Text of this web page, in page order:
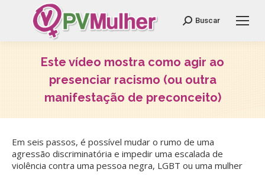
Search:
Buscar
Este vídeo mostra como agir ao
presenciar racismo (ou outra
manifestação de preconceito)
Em seis passos, é possível mudar o rumo de uma
agressão discriminatória e impedir uma escalada de
violência contra uma pessoa negra, LGBT ou uma mulher